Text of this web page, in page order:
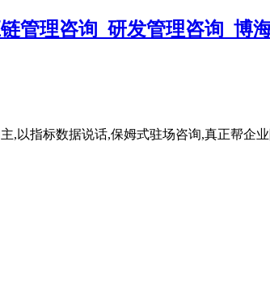
,以指标数据说话,保姆式驻场咨询,真正帮企